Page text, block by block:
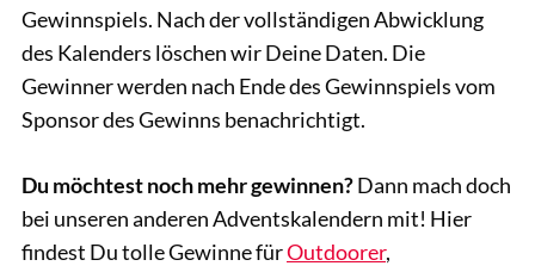
Gewinnspiels. Nach der vollständigen Abwicklung
des Kalenders löschen wir Deine Daten. Die
Gewinner werden nach Ende des Gewinnspiels vom
Sponsor des Gewinns benachrichtigt.
Du möchtest noch mehr gewinnen?Dann mach doch
bei unseren anderen Adventskalendern mit! Hier
findest Du tolle Gewinne fürOutdoorer,